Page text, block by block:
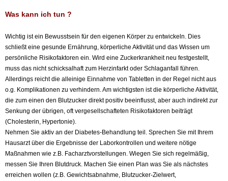
Was kann ich tun ?
Wichtig ist ein Bewusstsein für den eigenen Körper zu entwickeln. Dies
schließt eine gesunde Ernährung, körperliche Aktivität und das Wissen um
persönliche Risikofaktoren ein. Wird eine Zuckerkrankheit neu festgestellt,
muss das nicht schicksalhaft zum Herzinfarkt oder Schlaganfall führen.
Allerdings reicht die alleinige Einnahme von Tabletten in der Regel nicht aus
o.g. Komplikationen zu verhindern. Am wichtigsten ist die körperliche Aktivität,
die zum einen den Blutzucker direkt positiv beeinflusst, aber auch indirekt zur
Senkung der übrigen, oft vergesellschafteten Risikofaktoren beiträgt
(Cholesterin, Hypertonie).
Nehmen Sie aktiv an der Diabetes-Behandlung teil. Sprechen Sie mit Ihrem
Hausarzt über die Ergebnisse der Laborkontrollen und weitere nötige
Maßnahmen wie z.B. Facharztvorstellungen. Wiegen Sie sich regelmäßig,
messen Sie Ihren Blutdruck. Machen Sie einen Plan was Sie als nächstes
erreichen wollen (z.B. Gewichtsabnahme, Blutzucker-Zielwert,